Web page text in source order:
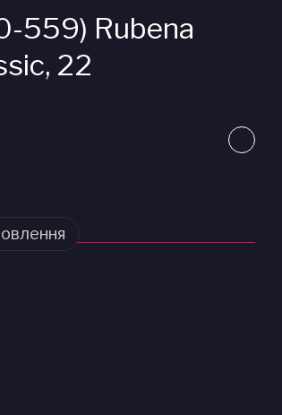
559) Rubena
22